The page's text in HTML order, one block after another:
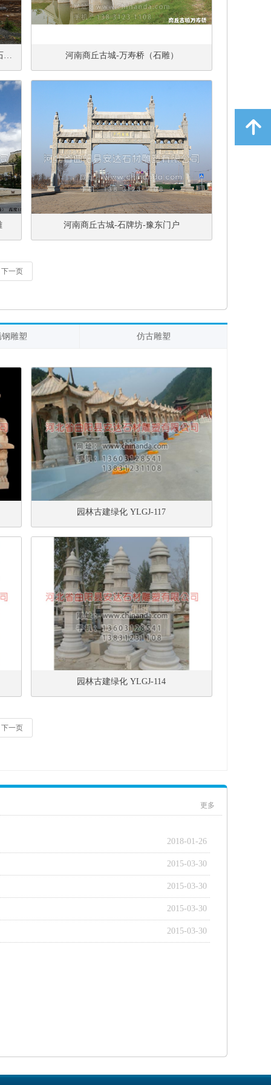
雕塑 仿古雕塑
园林古建绿化 YLGJ-117
园林古建绿化 YLGJ-114
下一页
雕 河南商丘古城-万寿桥（石雕）
河南商丘古城-石牌坊-豫东门户
下一页
更多
2018-01-26
2015-03-30
2015-03-30
2015-03-30
2015-03-30
녕